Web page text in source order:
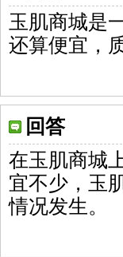
玉肌商城是
还算便宜，
回答
在玉肌商城
宜不少，玉
情况发生。